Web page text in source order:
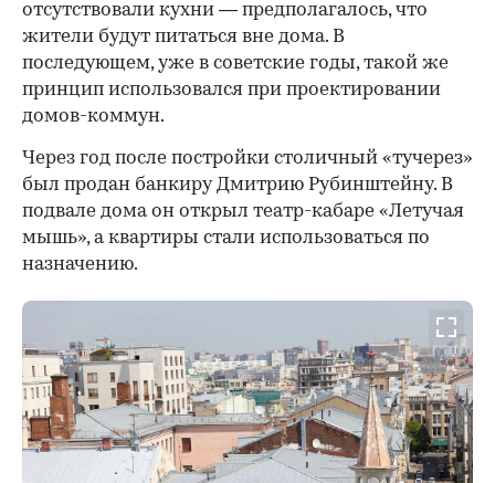
отсутствовали кухни — предполагалось, что
жители будут питаться вне дома. В
последующем, уже в советские годы, такой же
принцип использовался при проектировании
домов-коммун.
Через год после постройки столичный «тучерез»
был продан банкиру Дмитрию Рубинштейну. В
подвале дома он открыл театр-кабаре «Летучая
мышь», а квартиры стали использоваться по
назначению.